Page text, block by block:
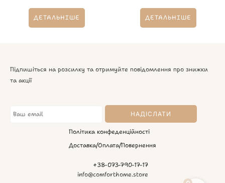
ДЕТАЛЬНІШЕ ДЕТАЛЬНІШЕ
Підпишіться на розсилку та отримуйте повідомлення про знижки
та акції
Політика конфеденційності
Доставка/Оплата/Повернення
+38-073-790-17-17
info@comforthome.store